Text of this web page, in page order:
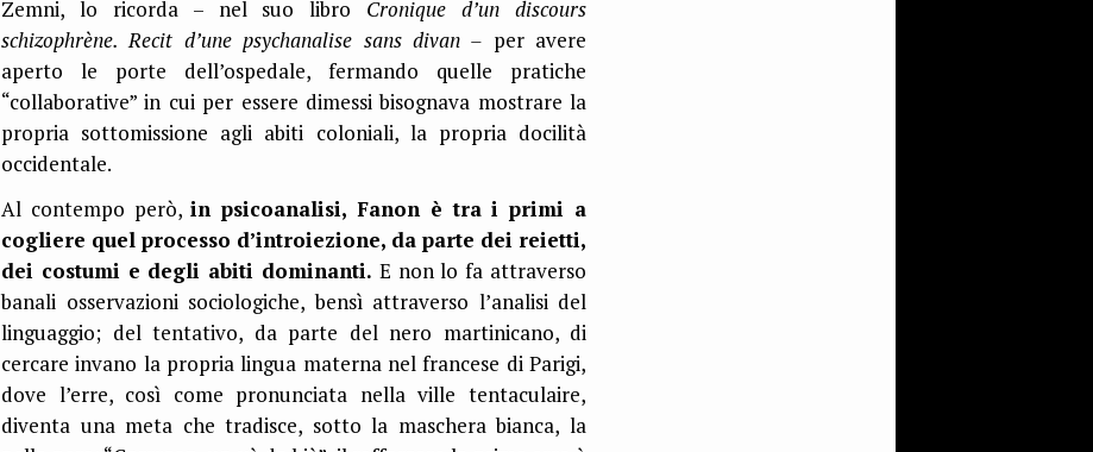
Zemni, lo ricorda – nel suo libro Cronique d’un discours
schizophrène. Recit d’une psychanalise sans divan – per avere
aperto le porte dell’ospedale, fermando quelle pratiche
“collaborative” in cui per essere dimessi bisognava mostrare la
propria sottomissione agli abiti coloniali, la propria docilità
occidentale.
Al contempo però,in psicoanalisi, Fanon è tra i primi a
cogliere quel processo d’introiezione, da parte dei reietti,
dei costumi e degli abiti dominanti. E non lo fa attraverso
banali osservazioni sociologiche, bensì attraverso l’analisi del
linguaggio; del tentativo, da parte del nero martinicano, di
cercare invano la propria lingua materna nel francese di Parigi,
dove l’erre, così come pronunciata nella ville tentaculaire,
diventa una meta che tradisce, sotto la maschera bianca, la